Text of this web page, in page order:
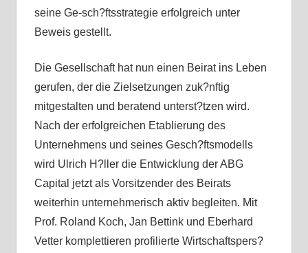
seine Ge-sch?ftsstrategie erfolgreich unter
Beweis gestellt.
Die Gesellschaft hat nun einen Beirat ins Leben
gerufen, der die Zielsetzungen zuk?nftig
mitgestalten und beratend unterst?tzen wird.
Nach der erfolgreichen Etablierung des
Unternehmens und seines Gesch?ftsmodells
wird Ulrich H?ller die Entwicklung der ABG
Capital jetzt als Vorsitzender des Beirats
weiterhin unternehmerisch aktiv begleiten. Mit
Prof. Roland Koch, Jan Bettink und Eberhard
Vetter komplettieren profilierte Wirtschaftspers?